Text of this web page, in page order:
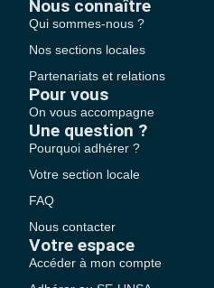
Nous connaître
Qui sommes-nous ?
Nos sections locales
Partenariats et relations
Pour vous
On vous accompagne
Une question ?
Pourquoi adhérer ?
Votre section locale
FAQ
Nous contacter
Votre espace
Accéder à mon compte